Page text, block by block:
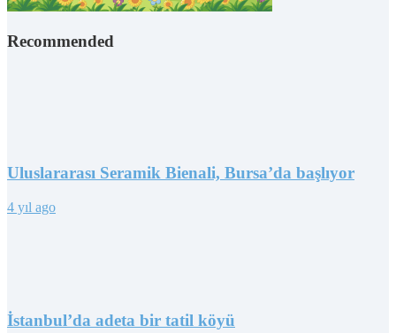
Recommended
Uluslararası Seramik Bienali, Bursa’da başlıyor
4 yıl ago
İstanbul’da adeta bir tatil köyü